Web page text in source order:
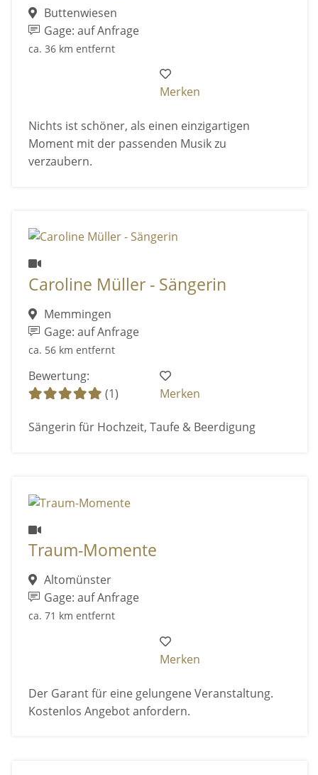
Buttenwiesen
Gage: auf Anfrage
ca. 36 km entfernt
Merken
Nichts ist schöner, als einen einzigartigen
Moment mit der passenden Musik zu
verzaubern.
Caroline Müller - Sängerin
Memmingen
Gage: auf Anfrage
ca. 56 km entfernt
Bewertung:
(1)
Merken
Sängerin für Hochzeit, Taufe & Beerdigung
Traum-Momente
Altomünster
Gage: auf Anfrage
ca. 71 km entfernt
Merken
Der Garant für eine gelungene Veranstaltung.
Kostenlos Angebot anfordern.